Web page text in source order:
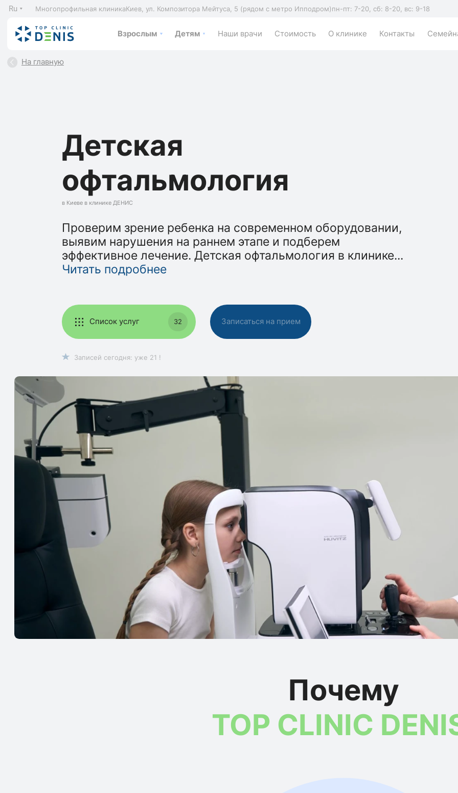
Ru Многопрофильная клиникаКиев, ул. Композитора Мейтуса, 5 (рядом с метро Ипподром)пн-пт: 7-20, сб: 8-20, вс: 9-18
Взрослым Детям Наши врачи Стоимость О клинике Контакты
На главную
Детская
офтальмология
в Киеве в клинике ДЕНИС
Проверим зрение ребенка на современном оборудовании,
выявим нарушения на раннем этапе и подберем
эффективное лечение. Детская офтальмология в клинике...
Читать подробнее
Список услуг 32 Записаться на прием
Записей сегодня: уже 21 !
Почему
TOP CLINIC